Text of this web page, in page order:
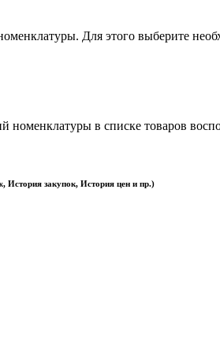
Для этого выберите
в списке товаров
История закупок, История цен и пр.)